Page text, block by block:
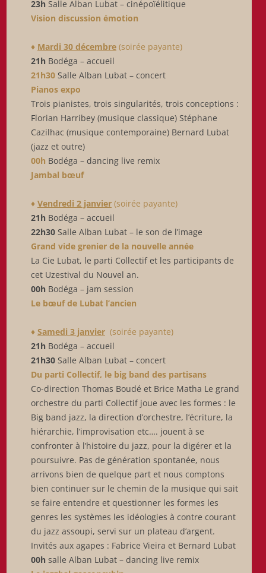
23hSalle Alban Lubat – cinépoïélitique
Vision discussion émotion
♦ Mardi 30 décembre (soirée payante)
21hBodéga – accueil
21h30Salle Alban Lubat – concert
Pianos expo
Trois pianistes, trois singularités, trois conceptions :
Florian Harribey (musique classique) Stéphane
Cazilhac (musique contemporaine) Bernard Lubat
(jazz et outre)
00h Bodéga – dancing live remix
Jambal bœuf
♦ Vendredi 2 janvier (soirée payante)
21hBodéga – accueil
22h30Salle Alban Lubat – le son de l’image
Grand vide grenier de la nouvelle année
La Cie Lubat, le parti Collectif et les participants de
cet Uzestival du Nouvel an.
00hBodéga – jam session
Le bœuf de Lubat l’ancien
♦ Samedi 3 janvier (soirée payante)
21hBodéga – accueil
21h30Salle Alban Lubat – concert
Du parti Collectif, le big band des partisans
Co-direction Thomas Boudé et Brice Matha Le grand
orchestre du parti Collectif joue avec les formes : le
Big band jazz, la direction d’orchestre, l’écriture, la
hiérarchie, l’improvisation etc…. jouent à se
confronter à l’histoire du jazz, pour la digérer et la
poursuivre. Pas de génération spontanée, nous
arrivons bien de quelque part et nous comptons
bien continuer sur le chemin de la musique qui sait
se faire entendre et questionner les formes les
genres les systèmes les idéologies à contre courant
du jazz assoupi, servi sur un plateau d’argent.
Invités aux agapes : Fabrice Vieira et Bernard Lubat
00hsalle Alban Lubat – dancing live remix